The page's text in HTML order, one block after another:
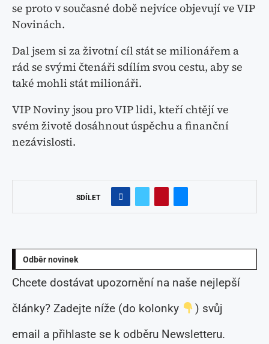
se proto v současné době nejvíce objevují ve VIP
Novinách.
Dal jsem si za životní cíl stát se milionářem a
rád se svými čtenáři sdílím svou cestu, aby se
také mohli stát milionáři.
VIP Noviny jsou pro VIP lidi, kteří chtějí ve
svém životě dosáhnout úspěchu a finanční
nezávislosti.
SDÍLET
Odběr novinek
Chcete dostávat upozornění na naše nejlepší
články? Zadejte níže (do kolonky
) svůj
email a přihlaste se k odběru Newsletteru.